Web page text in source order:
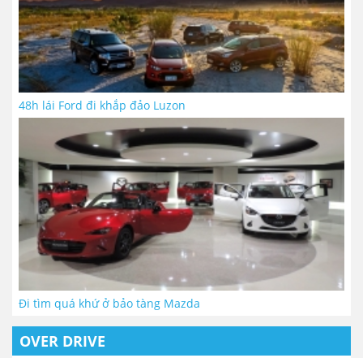
48h lái Ford đi khắp đảo Luzon
Đi tìm quá khứ ở bảo tàng Mazda
OVER DRIVE